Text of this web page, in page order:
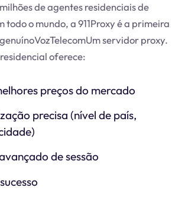
de agentes residenciais de
todo o mundo, a 911Proxy é a primeira
servidor proxy.
oferece:
preços do mercado
precisa (nível de país,
de sessão